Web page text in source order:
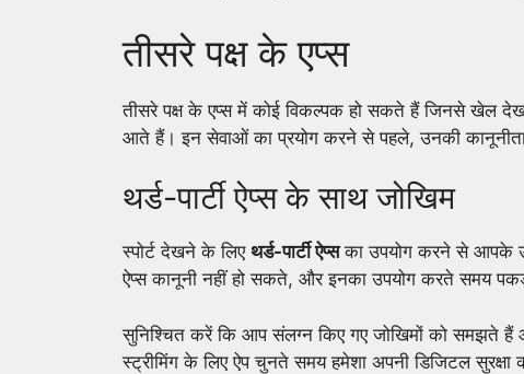
तीसरे पक्ष के एप्स
तीसरे पक्ष के एप्स में कोई विकल्पक हो सकते हैं जिनसे खेल
आते हैं। इन सेवाओं का प्रयोग करने से पहले, उनकी कानूनीता
थर्ड-पार्टी ऐप्स के साथ जोखिम
स्पोर्ट देखने के लिए थर्ड-पार्टी ऐप्सका उपयोग करने से आपके
ऐप्स कानूनी नहीं हो सकते, और इनका उपयोग करते समय
सुनिश्चित करें कि आप संलग्न किए गए जोखिमों को समझते हैं
स्ट्रीमिंग के लिए ऐप चुनते समय हमेशा अपनी डिजिटल सुरक्षा